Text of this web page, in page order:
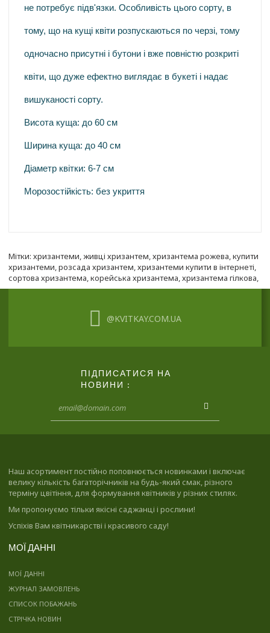
не потребує підв'язки. Особливість цього сорту, в
тому, що на кущі квіти розпускаються по черзі, тому
одночасно присутні і бутони і вже повністю розкриті
квіти, що дуже ефектно виглядає в букеті і надає
вишуканості сорту.
Висота куща: до 60 см
Ширина куща: до 40 см
Діаметр квітки: 6-7 см
Морозостійкість: без укриття
Мітки: хризантеми,живці хризантем,хризантема рожева,купити
хризантеми,розсада хризантем,хризантеми купити в інтернеті,
сортова хризантема,корейська хризантема,хризантема гілкова,
@KVITKAY.COM.UA
ПІДПИСАТИСЯ НА
НОВИНИ :
Наш асортимент постійно поповнюється новинками і включає
велику кількість багаторічників на будь-який смак, різного
терміну цвітіння, для формування квітників у різних стилях.
Ми пропонуємо тільки якісні саджанці і рослини!
Успіхів Вам квітникарстві і красивого саду!
МОЇ ДАННІ
МОЇ ДАННІ
ЖУРНАЛ ЗАМОВЛЕНЬ
СПИСОК ПОБАЖАНЬ
СТРІЧКА НОВИН